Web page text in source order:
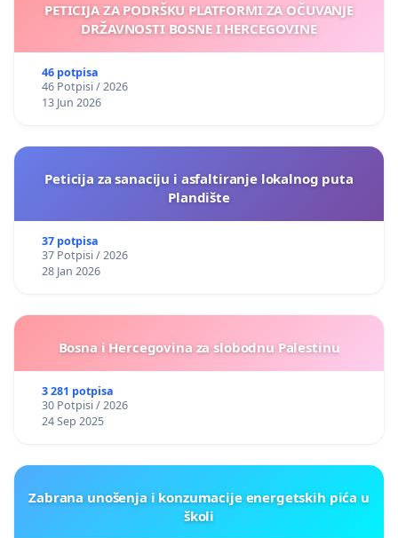
PETICIJA ZA PODRŠKU PLATFORMI ZA OČUVANJE
DRŽAVNOSTI BOSNE I HERCEGOVINE
46 potpisa
46 Potpisi / 2026
13 Jun 2026
Peticija za sanaciju i asfaltiranje lokalnog puta
Plandište
37 potpisa
37 Potpisi / 2026
28 Jan 2026
Bosna i Hercegovina za slobodnu Palestinu
3 281 potpisa
30 Potpisi / 2026
24 Sep 2025
Zabrana unošenja i konzumacije energetskih pića u
školi